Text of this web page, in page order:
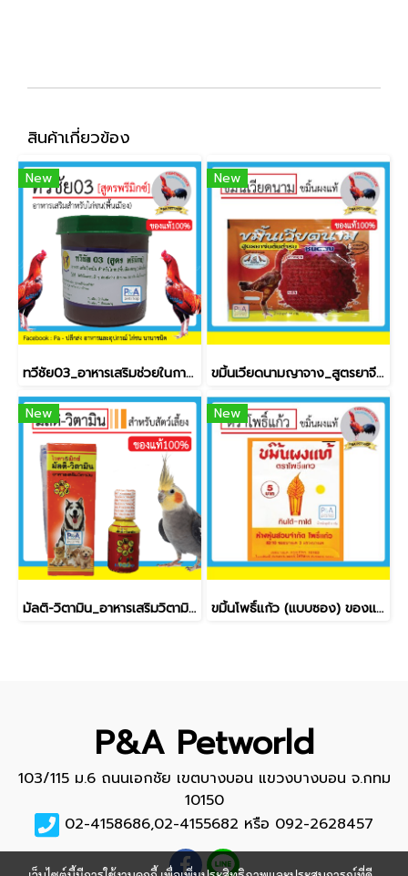
สินค้าเกี่ยวข้อง
New
ทวีชัย03_อาหารเสริมช่วยในการขับถ่าย / 500กรัม
New
ขมิ้นเวียดนามญาจาง_สูตรยาจีน [50g]
New
มัลติ-วิตามิน_อาหารเสริมวิตามิน ชนิดน้ำ 100cc
New
ขมิ้นโพธิ์แก้ว (แบบซอง) ของแท้100%_10g
P&A Petworld
103/115 ม.6 ถนนเอกชัย เขตบางบอน แขวงบางบอน จ.กทม
10150
02-4158686,02-4155682 หรือ 092-2628457